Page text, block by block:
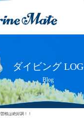
ダイビング LOG
Blog
根は絶好調！！